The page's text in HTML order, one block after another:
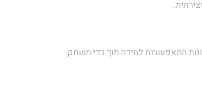
המאפשרות למידה תוך כדי משחק.